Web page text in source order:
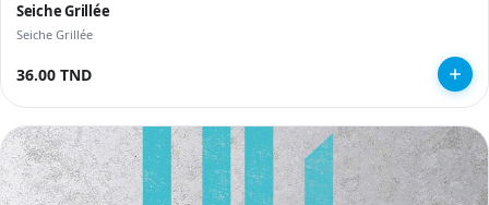
Seiche Grillée
Seiche Grillée
36.00 TND